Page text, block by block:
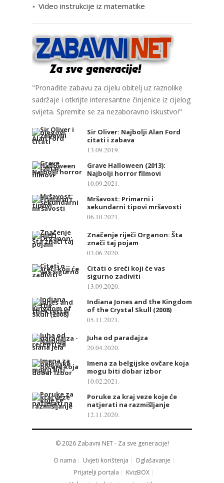
Video instrukcije iz matematike
"Pronađite zabavu za cijelu obitelj uz raznolike
sadržaje i otkrijte interesantne činjenice iz cijelog
svijeta. Spremite se za nezaboravno iskustvo!"
Sir Oliver: Najbolji Alan Ford
citati i zabava
13.09.2019.
Grave Halloween (2013):
Najbolji horror filmovi
10.09.2021.
Mršavost: Primarni i
sekundarni tipovi mršavosti
06.10.2021.
Značenje riječi Organon: Šta
znači taj pojam
03.06.2020.
Citati o sreći koji će vas
sigurno zadiviti
13.09.2020.
Indiana Jones and the Kingdom
of the Crystal Skull (2008)
05.11.2021.
Juha od paradajza
20.04.2020.
Imena za belgijske ovčare koja
mogu biti dobar izbor
10.02.2021.
Poruke za kraj veze koje će
natjerati na razmišljanje
12.11.2020.
© 2026 Zabavni NET- Za sve generacije!
O nama
Uvjeti korištenja
Oglašavanje
Prijatelji portala
KvizBOX